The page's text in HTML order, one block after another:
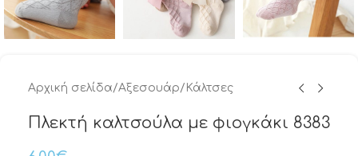
Αρχική σελίδα/Αξεσουάρ/ Κάλτσες
Πλεκτή καλτσούλα με φιογκάκι 8383